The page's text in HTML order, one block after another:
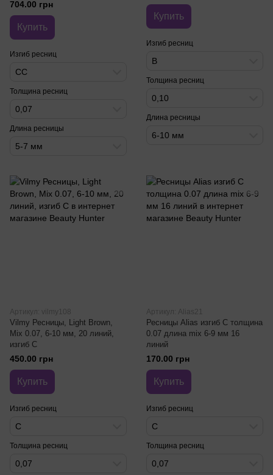
704.00 грн
Купить
Изгиб ресниц
CC
Толщина ресниц
0,07
Длина ресницы
5-7 мм
Купить
Изгиб ресниц
B
Толщина ресниц
0,10
Длина ресницы
6-10 мм
Артикул: vilmy108
Vilmy Ресницы, Light Brown,
Mix 0.07, 6-10 мм, 20 линий,
изгиб C
450.00 грн
Купить
Изгиб ресниц
C
Толщина ресниц
0,07
Артикул: Alias21
Ресницы Alias изгиб C толщина
0.07 длина mix 6-9 мм 16
линий
170.00 грн
Купить
Изгиб ресниц
C
Толщина ресниц
0,07